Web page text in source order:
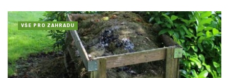
VŠE PRO ZAHRADU